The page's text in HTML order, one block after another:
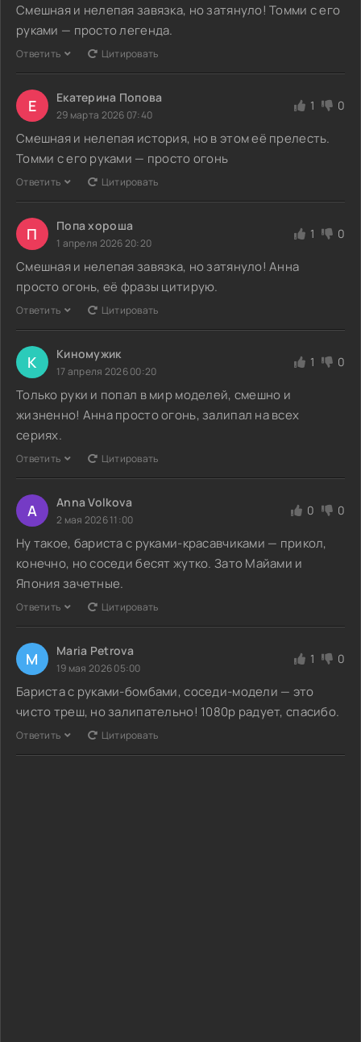
Смешная и нелепая завязка, но затянуло! Томми с его
руками — просто легенда.
Ответить Цитировать
Е Екатерина Попова
29 марта 2026 07:40
1 0
Смешная и нелепая история, но в этом её прелесть.
Томми с его руками — просто огонь
Ответить Цитировать
П Попа хороша
1 апреля 2026 20:20
1 0
Смешная и нелепая завязка, но затянуло! Анна
просто огонь, её фразы цитирую.
Ответить Цитировать
К Киномужик
17 апреля 2026 00:20
1 0
Только руки и попал в мир моделей, смешно и
жизненно! Анна просто огонь, залипал на всех
сериях.
Ответить Цитировать
A Anna Volkova
2 мая 2026 11:00
0 0
Ну такое, бариста с руками-красавчиками — прикол,
конечно, но соседи бесят жутко. Зато Майами и
Япония зачетные.
Ответить Цитировать
M Maria Petrova
19 мая 2026 05:00
1 0
Бариста с руками-бомбами, соседи-модели — это
чисто треш, но залипательно! 1080p радует, спасибо.
Ответить Цитировать